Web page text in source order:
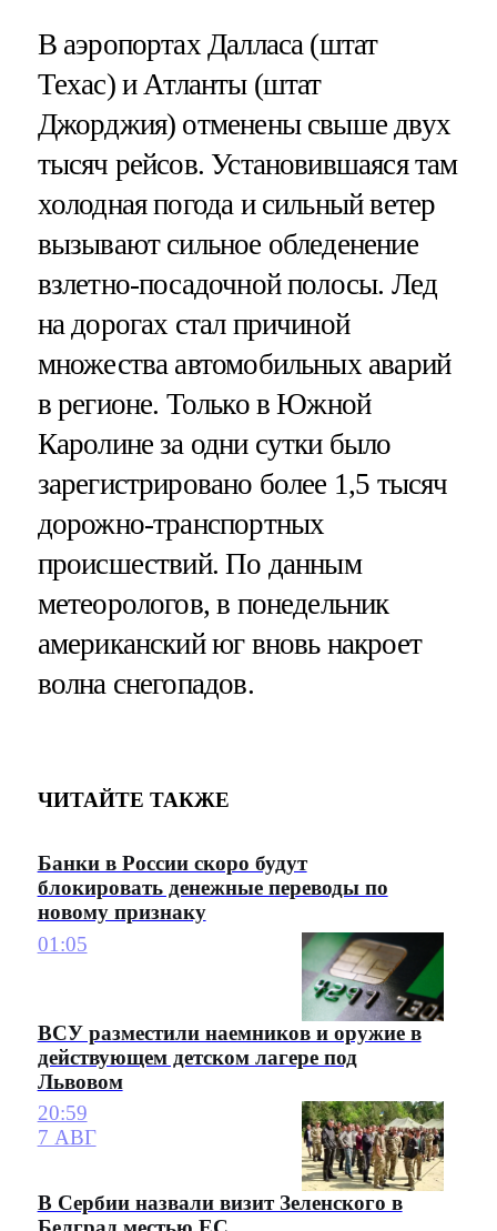
В аэропортах Далласа (штат
Техас) и Атланты (штат
Джорджия) отменены свыше двух
тысяч рейсов. Установившаяся там
холодная погода и сильный ветер
вызывают сильное обледенение
взлетно-посадочной полосы. Лед
на дорогах стал причиной
множества автомобильных аварий
в регионе. Только в Южной
Каролине за одни сутки было
зарегистрировано более 1,5 тысяч
дорожно-транспортных
происшествий. По данным
метеорологов, в понедельник
американский юг вновь накроет
волна снегопадов.
ЧИТАЙТЕ ТАКЖЕ
Банки в России скоро будут
блокировать денежные переводы по
новому признаку
01:05
ВСУ разместили наемников и оружие в
действующем детском лагере под
Львовом
20:59
7 АВГ
В Сербии назвали визит Зеленского в